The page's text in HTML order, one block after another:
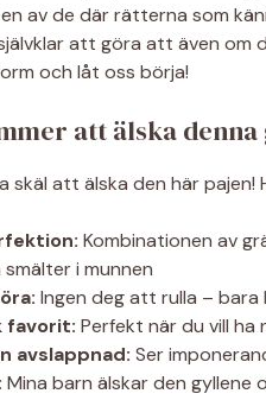
av de där rätterna som
att göra att även om
och låt oss börja!
att älska
skäl att älska den här pajen!
Kombinationen av
i munnen
Ingen deg att rulla –
favorit: Perfekt när du vill
avslappnad: Ser
Mina barn älskar den